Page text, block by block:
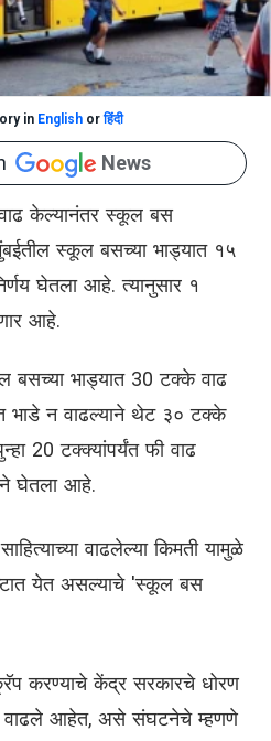
in English orहिंदी
News
केल्यानंतर स्कूल बस
स्कूल बसच्या भाड्यात १५
घेतला आहे. त्यानुसार १
आहे.
बसच्या भाड्यात 30 टक्के वाढ
भाडे न वाढल्याने थेट ३० टक्के
20 टक्क्यांपर्यंत फी वाढ
घेतला आहे.
वाढलेल्या किमती यामुळे
येत असल्याचे 'स्कूल बस
करण्याचे केंद्र सरकारचे धोरण
वाढले आहेत, असे संघटनेचे म्हणणे